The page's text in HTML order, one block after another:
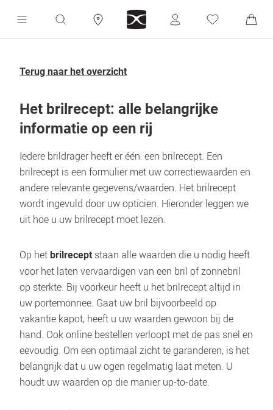
Terug naar het overzicht
Het brilrecept: alle belangrijke
informatie op een rij
Iedere brildrager heeft er één: een brilrecept. Een
brilrecept is een formulier met uw correctiewaarden en
andere relevante gegevens/waarden. Het brilrecept
wordt ingevuld door uw opticien. Hieronder leggen we
uit hoe u uw brilrecept moet lezen.
Op het brilrecept staan alle waarden die u nodig heeft
voor het laten vervaardigen van een bril of zonnebril
op sterkte. Bij voorkeur heeft u het brilrecept altijd in
uw portemonnee. Gaat uw bril bijvoorbeeld op
vakantie kapot, heeft u uw waarden gewoon bij de
hand. Ook online bestellen verloopt met de pas snel en
eevoudig. Om een optimaal zicht te garanderen, is het
belangrijk dat u uw ogen regelmatig laat meten. U
houdt uw waarden op die manier up-to-date.